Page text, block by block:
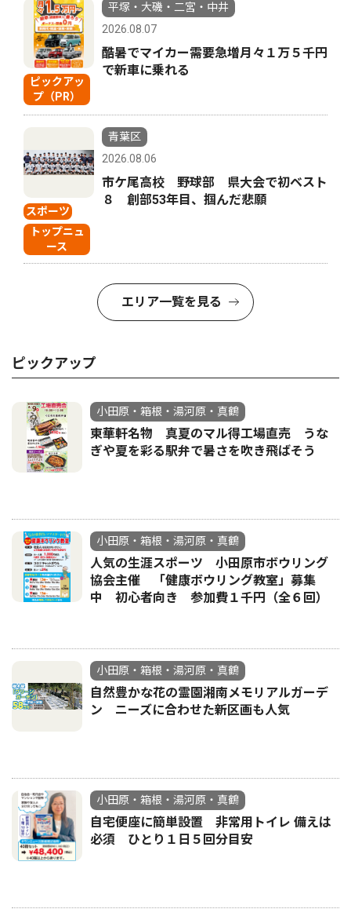
ピックアッ
プ（PR）
平塚・大磯・二宮・中井
2026.08.07
酷暑でマイカー需要急増月々１万５千円
で新車に乗れる
スポーツ
トップニュ
ース
青葉区
2026.08.06
市ケ尾高校 野球部 県大会で初ベスト
８ 創部53年目、掴んだ悲願
エリア一覧を見る
ピックアップ
小田原・箱根・湯河原・真鶴
東華軒名物 真夏のマル得工場直売 うな
ぎや夏を彩る駅弁で暑さを吹き飛ばそう
小田原・箱根・湯河原・真鶴
人気の生涯スポーツ 小田原市ボウリング
協会主催 「健康ボウリング教室」募集
中 初心者向き 参加費１千円（全６回）
小田原・箱根・湯河原・真鶴
自然豊かな花の霊園湘南メモリアルガーデ
ン ニーズに合わせた新区画も人気
小田原・箱根・湯河原・真鶴
自宅便座に簡単設置 非常用トイレ 備えは
必須 ひとり１日５回分目安